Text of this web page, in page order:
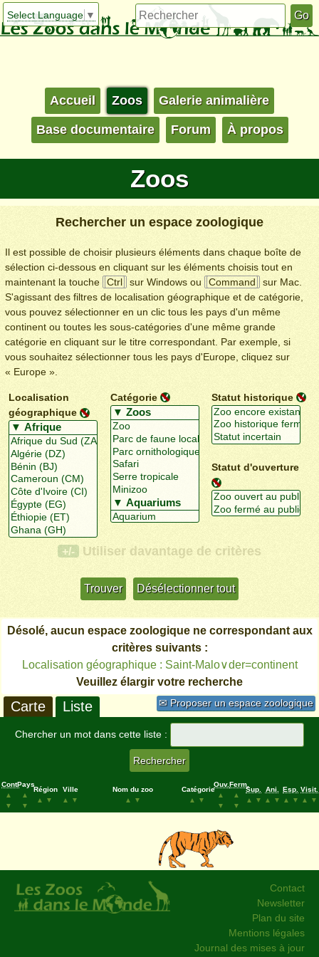
Select Language ▼
Accueil Zoos Galerie animalière
Base documentaire Forum À propos
Zoos
Rechercher un espace zoologique
Il est possible de choisir plusieurs éléments dans chaque boîte de
sélection ci-dessous en cliquant sur les éléments choisis tout en
maintenant la touche
Ctrl sur Windows ou Command
sur Mac.
S'agissant des filtres de localisation géographique et de catégorie,
vous pouvez sélectionner en un clic tous les pays d'un même
continent ou toutes les sous-catégories d'une même grande
catégorie en cliquant sur le titre correspondant. Par exemple, si
vous souhaitez sélectionner tous les pays d'Europe, cliquez sur
« Europe ».
Localisation
géographique
Catégorie Statut historique
Statut d'ouverture
+/- Utiliser davantage de critères
Désolé, aucun espace zoologique ne correspondant aux
critères suivants :
Localisation géographique : Saint-Malo∨der=continent
Veuillez élargir votre recherche
✉ Proposer un espace zoologique
Carte Liste
Chercher un mot dans cette liste :
Cont.
▲
▼
Pays
▲
▼
Région
▲
▼
Ville
▲
▼
Nom du zoo
▲
▼
Catégorie
▲
▼
Ouv.
▲
▼
Ferm.
▲
▼
Sup.
▲
▼
Ani.
▲
▼
Esp.
▲
▼
Visit.
▲
▼
Contact
Newsletter
Plan du site
Mentions légales
Journal des mises à jour